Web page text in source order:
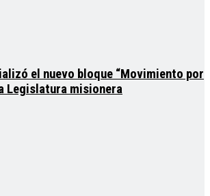
el nuevo bloque “Movimiento por
Legislatura misionera